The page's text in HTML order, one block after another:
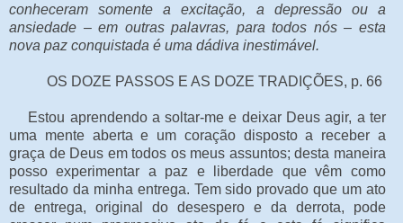
conheceram somente a excitação, a depressão ou a
ansiedade – em outras palavras, para todos nós – esta
nova paz conquistada é uma dádiva inestimável.
OS DOZE PASSOS E AS DOZE TRADIÇÕES, p. 66
Estou aprendendo a soltar-me e deixar Deus agir, a ter
uma mente aberta e um coração disposto a receber a
graça de Deus em todos os meus assuntos; desta maneira
posso experimentar a paz e liberdade que vêm como
resultado da minha entrega. Tem sido provado que um ato
de entrega, original do desespero e da derrota, pode